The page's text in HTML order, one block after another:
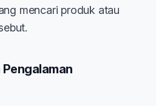
mencari produk atau